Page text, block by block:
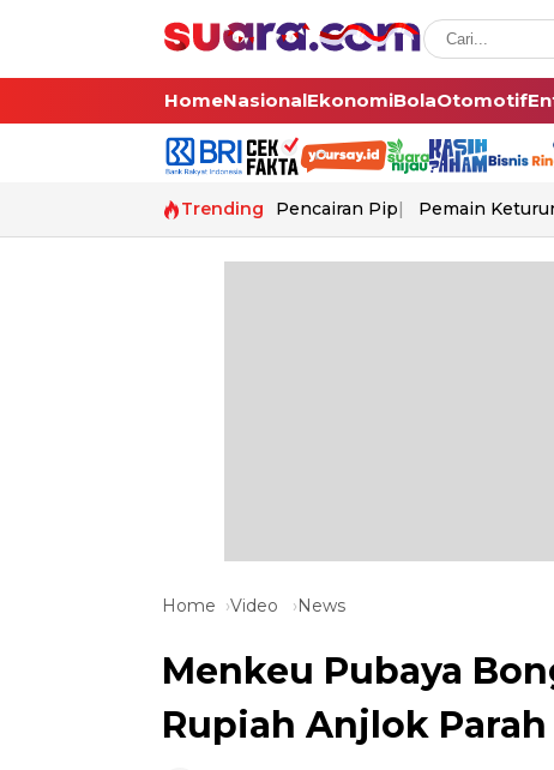
HomeNasionalEkonomiBolaOtomotif
Trending Pencairan Pip Pemain
Home Video News
Menkeu Pubaya
Rupiah Anjlok Parah